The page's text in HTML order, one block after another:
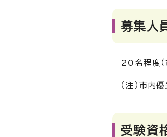
募集人
20名程度（
（注）市内
受験資